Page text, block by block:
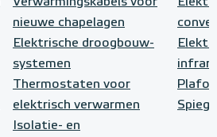
nieuwe chapelagen
Elektrische droogbouw-
systemen
Thermostaten voor
elektrisch verwarmen
Isolatie- en